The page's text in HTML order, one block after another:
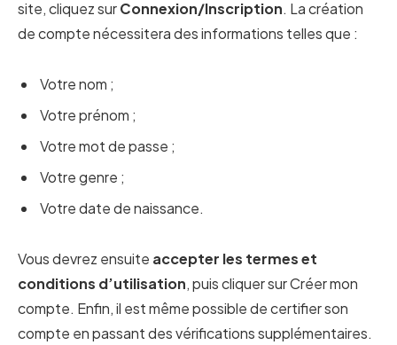
site, cliquez surConnexion/Inscription. La création
de compte nécessitera des informations telles que :
Votre nom ;
Votre prénom ;
Votre mot de passe ;
Votre genre ;
Votre date de naissance.
Vous devrez ensuite accepter les termes et
conditions d’utilisation, puis cliquer sur Créer mon
compte. Enfin, il est même possible de certifier son
compte en passant des vérifications supplémentaires.